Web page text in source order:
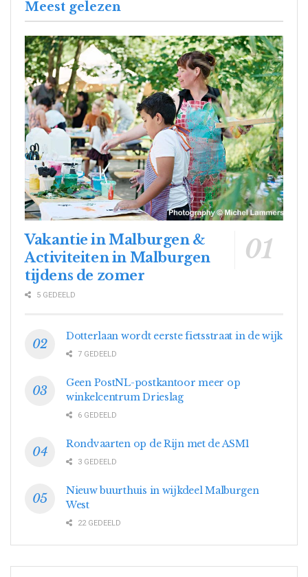
Meest gelezen
Vakantie in Malburgen &
Activiteiten in Malburgen
tijdens de zomer
5 GEDEELD
Dotterlaan wordt eerste fietsstraat in de wijk
7 GEDEELD
Geen PostNL-postkantoor meer op
winkelcentrum Drieslag
6 GEDEELD
Rondvaarten op de Rijn met de ASM1
3 GEDEELD
Nieuw buurthuis in wijkdeel Malburgen
West
22 GEDEELD